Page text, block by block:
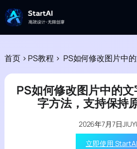
首页 > PS教程 > PS如何修改图片中的文字？3种无
PS如何修改图片中的
字方法，支持保持
2026年7月7日
立即使用 StartAI